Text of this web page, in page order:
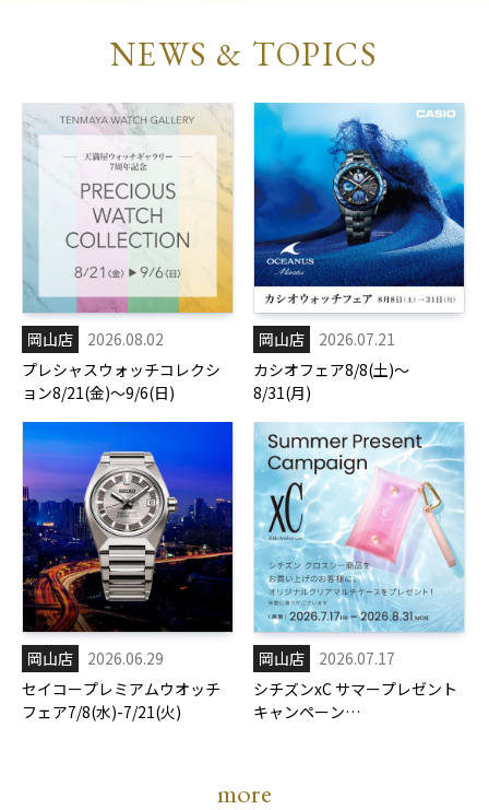
NEWS & TOPICS
岡山店
2026.08.02
プレシャスウォッチコレクシ
ョン8/21(金)～9/6(日)
岡山店
2026.07.21
カシオフェア8/8(土)～
8/31(月)
岡山店
2026.06.29
セイコープレミアムウオッチ
フェア7/8(水)-7/21(火)
岡山店
2026.07.17
シチズンxC サマープレゼント
キャンペーン
more